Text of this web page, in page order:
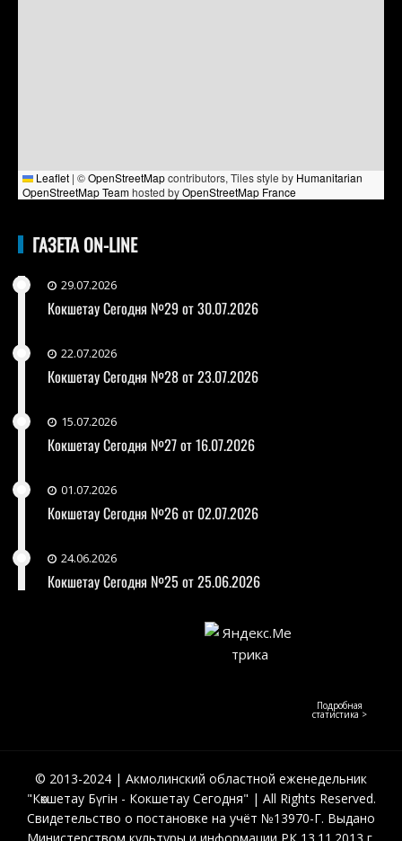
Leaflet | ©OpenStreetMapcontributors, Tiles style by Humanitarian
OpenStreetMap Teamhosted byOpenStreetMap France
ГАЗЕТА ON-LINE
29.07.2026
Кокшетау Сегодня №29 от 30.07.2026
22.07.2026
Кокшетау Сегодня №28 от 23.07.2026
15.07.2026
Кокшетау Сегодня №27 от 16.07.2026
01.07.2026
Кокшетау Сегодня №26 от 02.07.2026
24.06.2026
Кокшетау Сегодня №25 от 25.06.2026
Подробная
статистика >
© 2013-2024 | Акмолинский областной еженедельник
"Көкшетау Бүгін - Кокшетау Сегодня" | All Rights Reserved.
Свидетельство о постановке на учёт №13970-Г. Выдано
Министерством культуры и информации РК 13.11.2013 г.